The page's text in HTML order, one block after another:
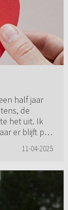
half jaar
de
het uit. Ik
er blijft pijn
11-04-2025